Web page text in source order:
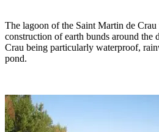
The lagoon of the Saint Martin de
construction of earth bunds around the
Crau being particularly waterproof,
pond.